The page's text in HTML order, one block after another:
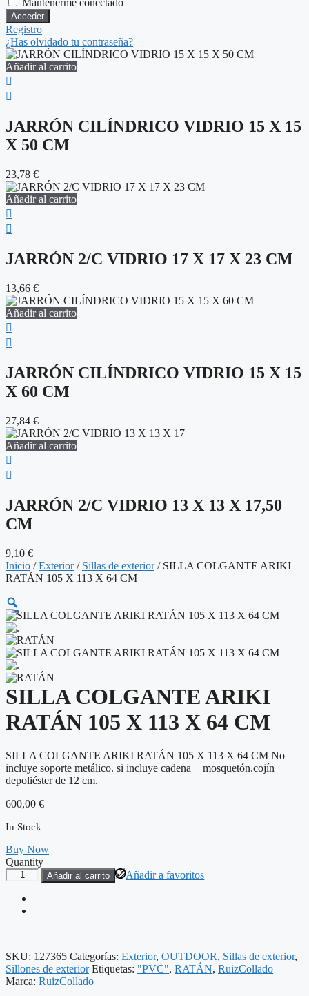
Mantenerme conectado
Registro
¿Has olvidado tu contraseña?
Añadir al carrito
JARRÓN CILÍNDRICO VIDRIO 15 X 15
X 50 CM
23,78 €
Añadir al carrito
JARRÓN 2/C VIDRIO 17 X 17 X 23 CM
13,66 €
Añadir al carrito
JARRÓN CILÍNDRICO VIDRIO 15 X 15
X 60 CM
27,84 €
Añadir al carrito
JARRÓN 2/C VIDRIO 13 X 13 X 17,50
CM
9,10 €
Inicio /Exterior/ Sillas de exterior/ SILLA COLGANTE ARIKI
RATÁN 105 X 113 X 64 CM
SILLA COLGANTE ARIKI
RATÁN 105 X 113 X 64 CM
SILLA COLGANTE ARIKI RATÁN 105 X 113 X 64 CM No
incluye soporte metálico. si incluye cadena + mosquetón.cojín
depoliéster de 12 cm.
600,00 €
In Stock
Buy Now
Quantity
SILLA
COLGANTE
ARIKI
RATÁN
X
64
CM
Añadir a favoritos
Añadir al carrito
SKU: 127365 Categorías: Exterior, OUTDOOR, Sillas de exterior,
Sillones de exterior Etiquetas: "PVC", RATÁN, RuizCollado
Marca: RuizCollado